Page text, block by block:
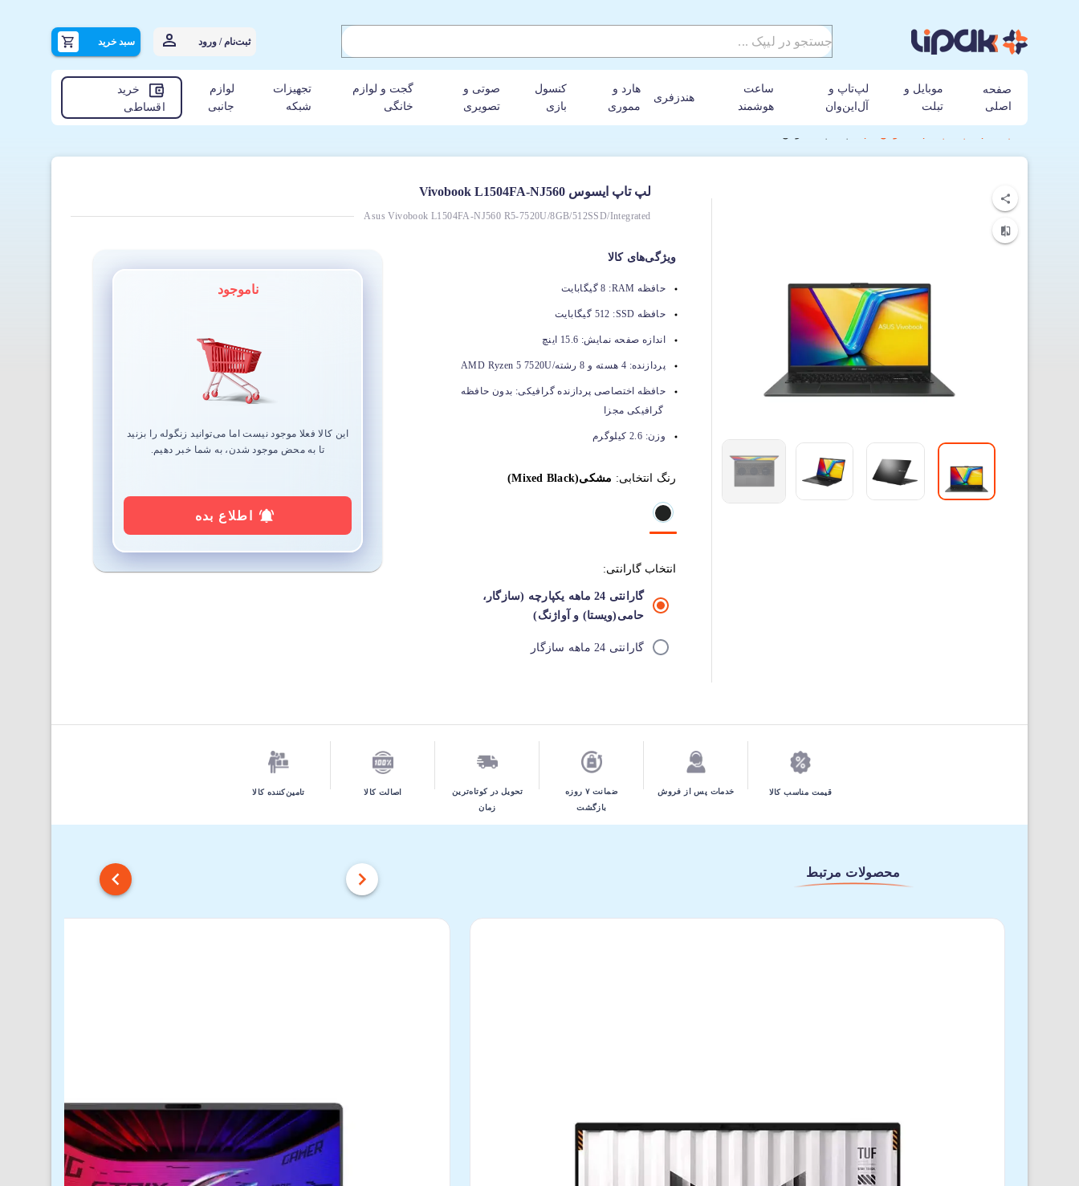
ثبت‌نام / ورود سبد خرید
صفحه
اصلی
موبایل و
تبلت
لپ‌تاپ و
آل‌این‌وان
ساعت
هوشمند
هندزفری
هارد و
مموری
کنسول
بازی
صوتی و
تصویری
گجت و لوازم
خانگی
تجهیزات
شبکه
لوازم
جانبی
خرید
اقساطی
لپ‌ تاپ ایسوس Vivobook L1504FA-NJ560
Asus Vivobook L1504FA-NJ560 R5-7520U/8GB/512SSD/Integrated
ویژگی‌های کالا
حافظه RAM: 8 گیگابایت
حافظه SSD: 512 گیگابایت
اندازه صفحه نمایش: 15.6 اینچ
پردازنده: 4 هسته و 8 رشته/AMD Ryzen 5 7520U
حافظه اختصاصی پردازنده گرافیکی: بدون حافظه
گرافیکی مجزا
وزن: 2.6 کیلوگرم
رنگ انتخابی: مشکی(Mixed Black)
انتخاب گارانتی:
گارانتی 24 ماهه یکپارچه (سازگار،
حامی(ویستا) و آواژنگ)
گارانتی 24 ماهه سازگار
ناموجود
این کالا فعلا موجود نیست اما می‌توانید زنگوله را بزنید
تا به محض موجود شدن، به شما خبر دهیم.
اطلاع بده
قیمت مناسب کالا خدمات پس از فروش
ضمانت ۷ روزه
بازگشت
تحویل در کوتاه‌ترین
زمان
اصالت کالا تامین‌کننده کالا
محصولات مرتبط